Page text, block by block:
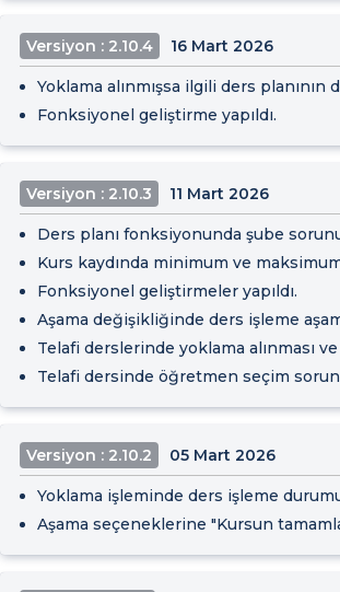
Versiyon : 2.10.4 16 Mart 2026
Yoklama alınmışsa ilgili ders
Fonksiyonel geliştirme yapıldı.
Versiyon : 2.10.3 11 Mart 2026
Ders planı fonksiyonunda şube
Kurs kaydında minimum ve
Fonksiyonel geliştirmeler yapıldı.
Aşama değişikliğinde ders işleme
Telafi derslerinde yoklama alınması
Telafi dersinde öğretmen seçim
Versiyon : 2.10.2 05 Mart 2026
Yoklama işleminde ders işleme
Aşama seçeneklerine "Kursun